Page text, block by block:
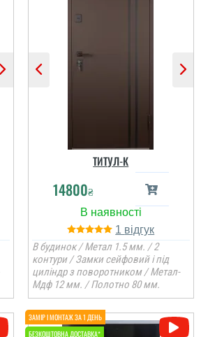
ТИТУЛ-К
14800₴
1
В будинок / Метал 1.5 мм. / 2
контури / Замки сейфовий і під
циліндр з поворотником / Метал-
Мдф 12 мм. / Полотно 80 мм.